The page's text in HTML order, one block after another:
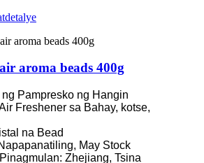
detalye
aroma beads 400g
Pampresko ng Hangin
Freshener sa Bahay, kotse,
na Bead
May Stock
Zhejiang, Tsina